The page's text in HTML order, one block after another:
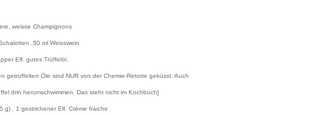
weisse Champignons
,50 ml Weisswein
Elf. gutes Trüffelöl.
getrüffelten Öle sind NUR von der Chemie-Retorte geküsst. Auch
drin herumschwimmen. Das steht nicht im Kochbuch]
g) , 1 gestrichener Elf. Crème fraiche